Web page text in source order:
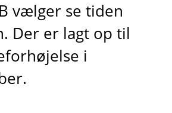
vælger se tiden
Der er lagt op til
i